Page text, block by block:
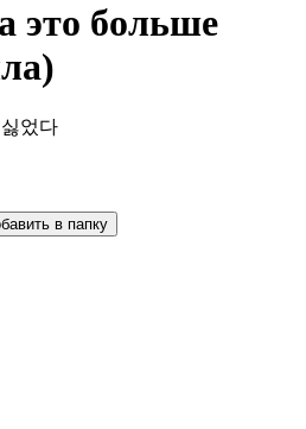
это больше
싫었다
в папку